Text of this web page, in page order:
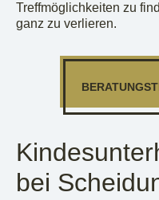
Treffmöglichkeiten zu
ganz zu verlieren.
bei